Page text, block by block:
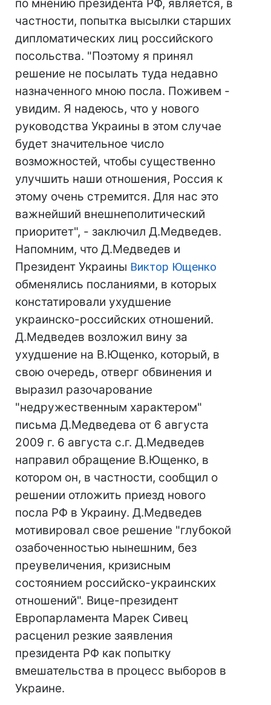
по мнению президента РФ, является, в
частности, попытка высылки старших
дипломатических лиц российского
посольства. "Поэтому я принял
решение не посылать туда недавно
назначенного мною посла. Поживем -
увидим. Я надеюсь, что у нового
руководства Украины в этом случае
будет значительное число
возможностей, чтобы существенно
улучшить наши отношения, Россия к
этому очень стремится. Для нас это
важнейший внешнеполитический
приоритет", - заключил Д.Медведев.
Напомним, что Д.Медведев и
Президент Украины Виктор Ющенко
обменялись посланиями, в которых
констатировали ухудшение
украинско-российских отношений.
Д.Медведев возложил вину за
ухудшение на В.Ющенко, который, в
свою очередь, отверг обвинения и
выразил разочарование
"недружественным характером"
письма Д.Медведева от 6 августа
2009 г. 6 августа с.г. Д.Медведев
направил обращение В.Ющенко, в
котором он, в частности, сообщил о
решении отложить приезд нового
посла РФ в Украину. Д.Медведев
мотивировал свое решение "глубокой
озабоченностью нынешним, без
преувеличения, кризисным
состоянием российско-украинских
отношений". Вице-президент
Европарламента Марек Сивец
расценил резкие заявления
президента РФ как попытку
вмешательства в процесс выборов в
Украине.